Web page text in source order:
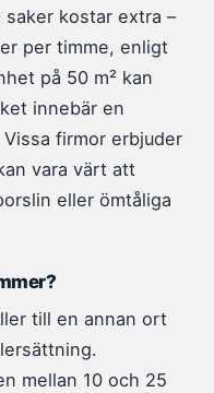
kostar extra –
per timme, enligt
på 50 m² kan
innebär en
firmor erbjuder
vara värt att
eller ömtåliga
till en annan ort
mellan 10 och 25